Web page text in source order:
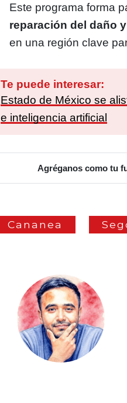
Este programa forma
reparación del daño
en una región clave
Te puede interesar:
Estado de México se
e inteligencia artificial
Agréganos como tu
Cananea